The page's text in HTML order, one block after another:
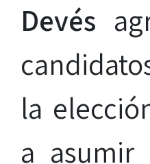
Devés
la
a asumir